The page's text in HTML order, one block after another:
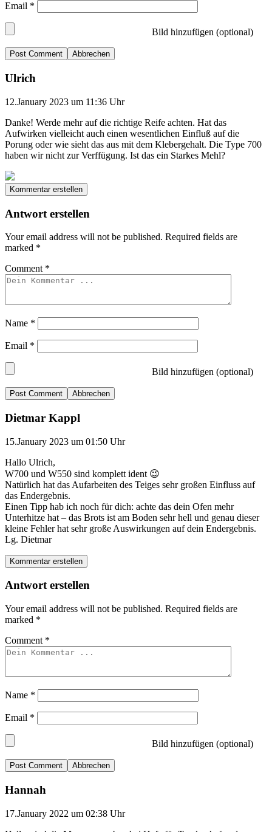
Email *
Bild hinzufügen (optional)
Abbrechen
Ulrich
12.January 2023 um 11:36 Uhr
Danke! Werde mehr auf die richtige Reife achten. Hat das
Aufwirken vielleicht auch einen wesentlichen Einfluß auf die
Porung oder wie sieht das aus mit dem Klebergehalt. Die Type 700
haben wir nicht zur Verffügung. Ist das ein Starkes Mehl?
Kommentar erstellen
Antwort erstellen
Your email address will not be published. Required fields are
marked *
Comment *
Name *
Email *
Bild hinzufügen (optional)
Abbrechen
Dietmar Kappl
15.January 2023 um 01:50 Uhr
Hallo Ulrich,
W700 und W550 sind komplett ident 😉
Natürlich hat das Aufarbeiten des Teiges sehr großen Einfluss auf
das Endergebnis.
Einen Tipp hab ich noch für dich: achte das dein Ofen mehr
Unterhitze hat – das Brots ist am Boden sehr hell und genau dieser
kleine Fehler hat sehr große Auswirkungen auf dein Endergebnis.
Lg. Dietmar
Kommentar erstellen
Antwort erstellen
Your email address will not be published. Required fields are
marked *
Comment *
Name *
Email *
Bild hinzufügen (optional)
Abbrechen
Hannah
17.January 2022 um 02:38 Uhr